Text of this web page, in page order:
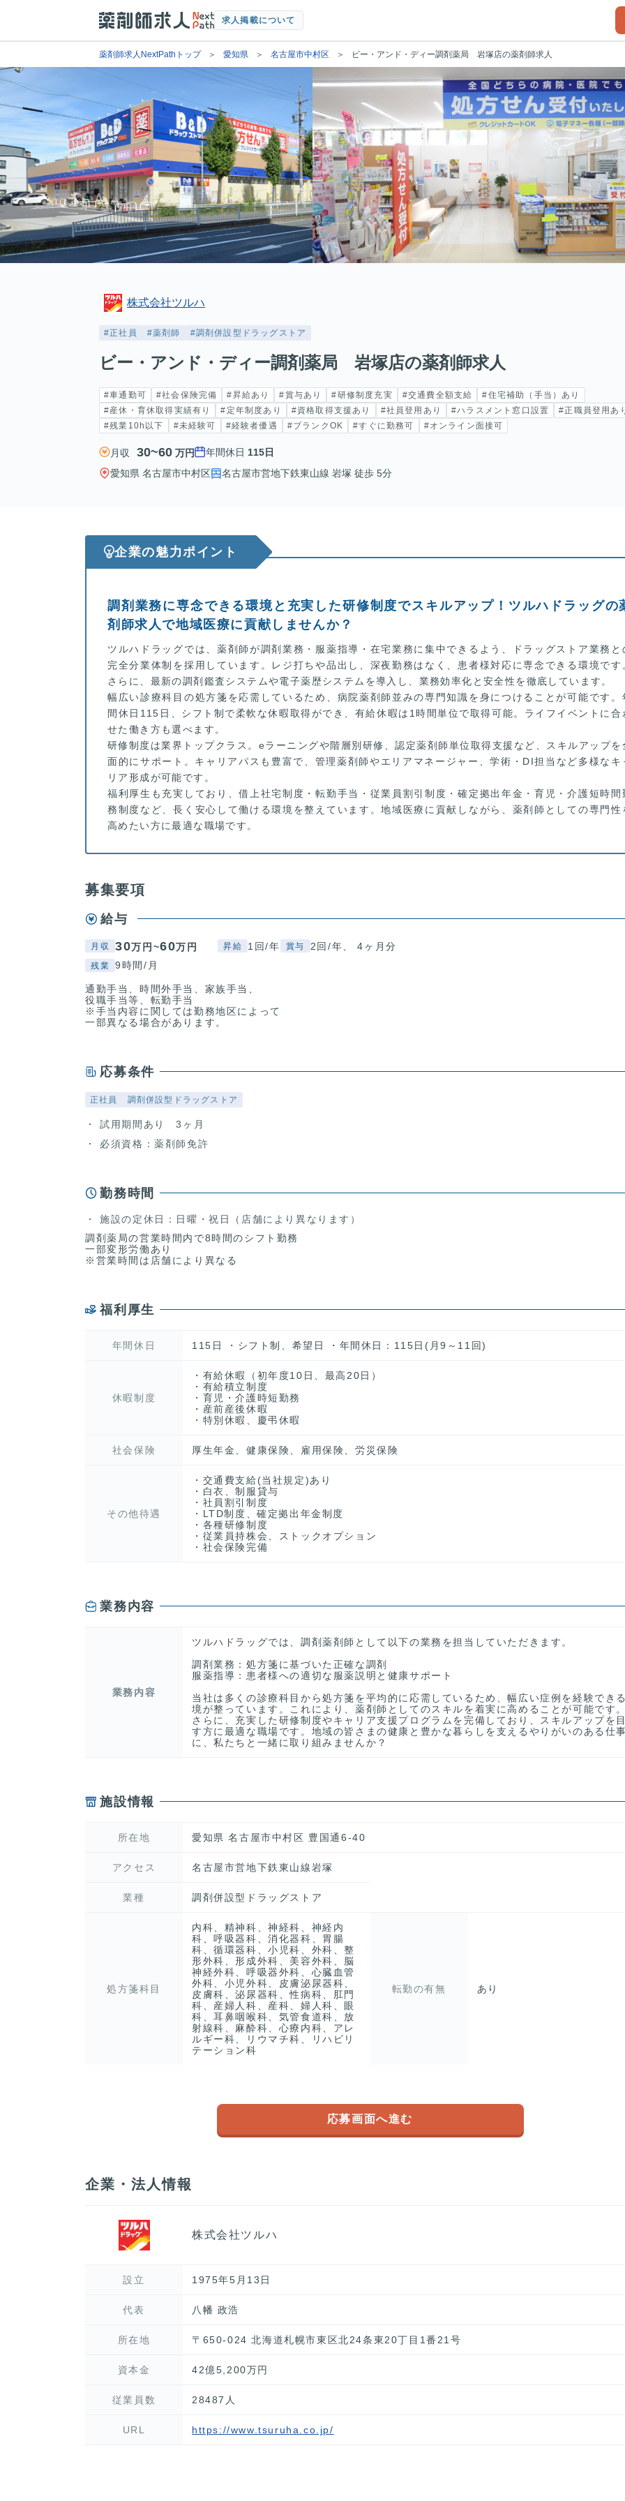
求人掲載について
薬剤師求人NextPathトップ 愛知県 名古屋市中村区 ビー・アンド・ディー調剤薬局 岩塚店の薬剤師求人
株式会社ツルハ
#正社員 #薬剤師 #調剤併設型ドラッグストア
ビー・アンド・ディー調剤薬局 岩塚店の薬剤師求人
#車通勤可 #社会保険完備 #昇給あり #賞与あり #研修制度充実 #交通費全額支給
#住宅補助（手当）あり
#産休・育休取得実績有り
#定年制度あり #資格取得支援あり #社員登用あり #ハラスメント窓口設置
#正職員登用あ
#残業10h以下
#未経験可 #経験者優遇 #ブランクOK #すぐに勤務可 #オンライン面接可
月収 30~60 万円 年間休日 115日
愛知県 名古屋市中村区
名古屋市営地下鉄東山線 岩塚 徒歩 5分
企業の魅力ポイント
調剤業務に専念できる環境と充実した研修制度でスキルアップ！ツルハドラッグの
剤師求人で地域医療に貢献しませんか？
ツルハドラッグでは、薬剤師が調剤業務・服薬指導・在宅業務に集中できるよう、ドラッグストア業務と
完全分業体制を採用しています。レジ打ちや品出し、深夜勤務はなく、患者様対応に専念できる環境です
さらに、最新の調剤鑑査システムや電子薬歴システムを導入し、業務効率化と安全性を徹底しています。
幅広い診療科目の処方箋を応需しているため、病院薬剤師並みの専門知識を身につけることが可能です。
間休日115日、シフト制で柔軟な休暇取得ができ、有給休暇は1時間単位で取得可能。ライフイベントに合
せた働き方も選べます。
研修制度は業界トップクラス。eラーニングや階層別研修、認定薬剤師単位取得支援など、スキルアップを
面的にサポート。キャリアパスも豊富で、管理薬剤師やエリアマネージャー、学術・DI担当など多様なキ
リア形成が可能です。
福利厚生も充実しており、借上社宅制度・転勤手当・従業員割引制度・確定拠出年金・育児・介護短時間
務制度など、長く安心して働ける環境を整えています。地域医療に貢献しながら、薬剤師としての専門性
高めたい方に最適な職場です。
募集要項
給与
月収 30万円~60万円 昇給 1回/年 賞与 2回/年、 4ヶ月分
残業 9時間/月
通勤手当、時間外手当、家族手当、
役職手当等、転勤手当
※手当内容に関しては勤務地区によって
一部異なる場合があります。
応募条件
正社員 調剤併設型ドラッグストア
試用期間あり 3ヶ月
必須資格：薬剤師免許
勤務時間
施設の定休日：日曜・祝日（店舗により異なります）
調剤薬局の営業時間内で8時間のシフト勤務
一部変形労働あり
※営業時間は店舗により異なる
福利厚生
年間休日 115日 ・シフト制、希望日 ・年間休日：115日(月9～11回)
休暇制度
・有給休暇（初年度10日、最高20日）
・有給積立制度
・育児・介護時短勤務
・産前産後休暇
・特別休暇、慶弔休暇
社会保険 厚生年金、健康保険、雇用保険、労災保険
その他待遇
・交通費支給(当社規定)あり
・白衣、制服貸与
・社員割引制度
・LTD制度、確定拠出年金制度
・各種研修制度
・従業員持株会、ストックオプション
・社会保険完備
業務内容
業務内容
ツルハドラッグでは、調剤薬剤師として以下の業務を担当していただきます。
調剤業務：処方箋に基づいた正確な調剤
服薬指導：患者様への適切な服薬説明と健康サポート
当社は多くの診療科目から処方箋を平均的に応需しているため、幅広い症例を経験でき
境が整っています。これにより、薬剤師としてのスキルを着実に高めることが可能です。
さらに、充実した研修制度やキャリア支援プログラムを完備しており、スキルアップを
す方に最適な職場です。地域の皆さまの健康と豊かな暮らしを支えるやりがいのある仕事
に、私たちと一緒に取り組みませんか？
施設情報
所在地 愛知県 名古屋市中村区 豊国通6-40
アクセス 名古屋市営地下鉄東山線岩塚
業種 調剤併設型ドラッグストア
処方箋科目
内科、精神科、神経科、神経内
科、呼吸器科、消化器科、胃腸
科、循環器科、小児科、外科、整
形外科、形成外科、美容外科、脳
神経外科、呼吸器外科、心臓血管
外科、小児外科、皮膚泌尿器科、
皮膚科、泌尿器科、性病科、肛門
科、産婦人科、産科、婦人科、眼
科、耳鼻咽喉科、気管食道科、放
射線科、麻酔科、心療内科、アレ
ルギー科、リウマチ科、リハビリ
テーション科
転勤の有無 あり
応募画面へ進む
企業・法人情報
株式会社ツルハ
設立 1975年5月13日
代表 八幡 政浩
所在地 〒650-024 北海道札幌市東区北24条東20丁目1番21号
資本金 42億5,200万円
従業員数 28487人
URL https://www.tsuruha.co.jp/